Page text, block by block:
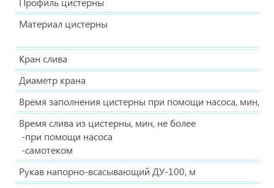
Материал цистерны
Кран слива
Диаметр крана
Время заполнения цистерны при помощи насоса, мин, не
Время слива из цистерны, мин, не более
-при помощи насоса
-самотеком
Рукав напорно-всасывающий ДУ-100, м